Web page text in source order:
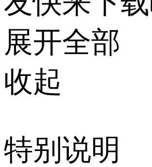
展开全部
收起
特别说明